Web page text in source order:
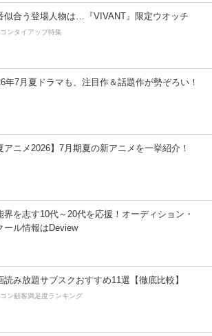
似合う登場人物は…『VIVANT』限定ウオッチ
ンタイアップ特集
年7月夏ドラマも、注目作＆話題作が勢ぞろい！
アニメ2026】7月期夏の新アニメを一挙紹介！
界を志す10代～20代を応援！オーディション・
ール情報はDeview
読み放題サブスクおすすめ11選【徹底比較】
ン顧客満足度ランキング